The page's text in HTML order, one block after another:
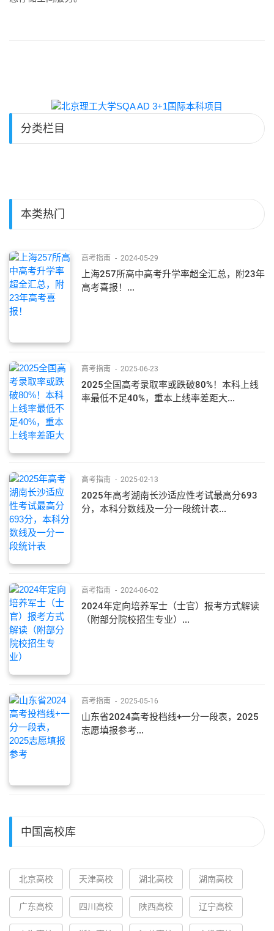
分类栏目
本类热门
高考指南 - 2024-05-29
上海257所高中高考升学率超全汇总，附23年
高考喜报！...
高考指南 - 2025-06-23
2025全国高考录取率或跌破80%！本科上线
率最低不足40%，重本上线率差距大...
高考指南 - 2025-02-13
2025年高考湖南长沙适应性考试最高分693
分，本科分数线及一分一段统计表...
高考指南 - 2024-06-02
2024年定向培养军士（士官）报考方式解读
（附部分院校招生专业）...
高考指南 - 2025-05-16
山东省2024高考投档线+一分一段表，2025
志愿填报参考...
中国高校库
北京高校 天津高校 湖北高校 湖南高校
广东高校 四川高校 陕西高校 辽宁高校